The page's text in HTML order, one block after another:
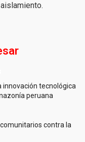
innovación tecnológica
peruana
contra la